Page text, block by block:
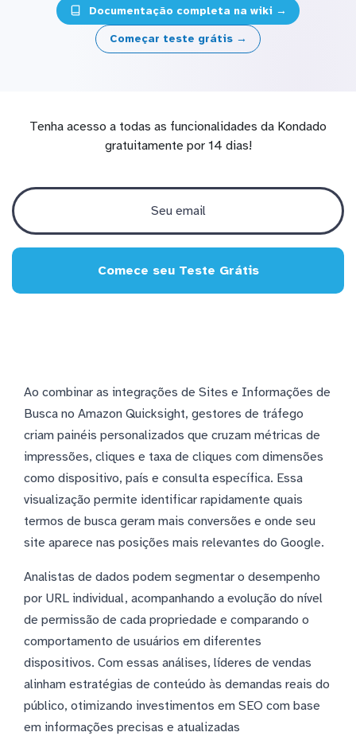
Documentação completa na wiki →
Começar teste grátis →
Tenha acesso a todas as funcionalidades da Kondado
gratuitamente por 14 dias!
Comece seu Teste Grátis
Ao combinar as integrações de Sites e Informações de
Busca no Amazon Quicksight, gestores de tráfego
criam painéis personalizados que cruzam métricas de
impressões, cliques e taxa de cliques com dimensões
como dispositivo, país e consulta específica. Essa
visualização permite identificar rapidamente quais
termos de busca geram mais conversões e onde seu
site aparece nas posições mais relevantes do Google.
Analistas de dados podem segmentar o desempenho
por URL individual, acompanhando a evolução do nível
de permissão de cada propriedade e comparando o
comportamento de usuários em diferentes
dispositivos. Com essas análises, líderes de vendas
alinham estratégias de conteúdo às demandas reais do
público, otimizando investimentos em SEO com base
em informações precisas e atualizadas